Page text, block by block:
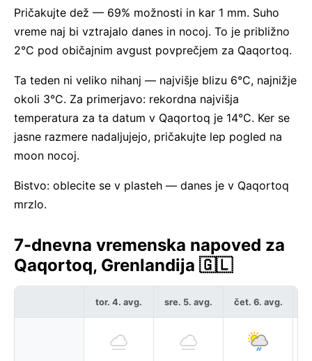
Pričakujte dež — 69% možnosti in kar 1 mm. Suho
vreme naj bi vztrajalo danes in nocoj. To je približno
2°C pod običajnim avgust povprečjem za Qaqortoq.
Ta teden ni veliko nihanj — najvišje blizu 6°C, najnižje
okoli 3°C. Za primerjavo: rekordna najvišja
temperatura za ta datum v Qaqortoq je 14°C. Ker se
jasne razmere nadaljujejo, pričakujte lep pogled na
moon nocoj.
Bistvo: oblecite se v plasteh — danes je v Qaqortoq
mrzlo.
7-dnevna vremenska napoved za
Qaqortoq, Grenlandija 🇬🇱
tor. 4. avg. sre. 5. avg. čet. 6. avg.